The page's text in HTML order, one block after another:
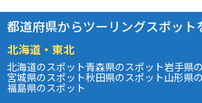
都道府県からツーリングスポット
北海道・東北
北海道のスポット青森県のスポット岩手県
宮城県のスポット秋田県のスポット山形県
福島県のスポット